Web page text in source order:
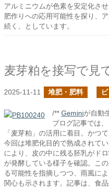
アルミニウムが色素を安定化さ
肥作りへの応用可能性を探り、
続く、としています。
麦芽粕を接写で見
2025-11-11 堆肥・肥料
/** Geminiが自動
ブログ記事では
「麦芽粕」の活用に着目。かつ
今回は堆肥化目的で熟成されて
により、皮の中に残る胚乳がド
が発酵している様子を確認。こ
る可能性を指摘しつつ、雨風に
関心も示されます。記事は、食